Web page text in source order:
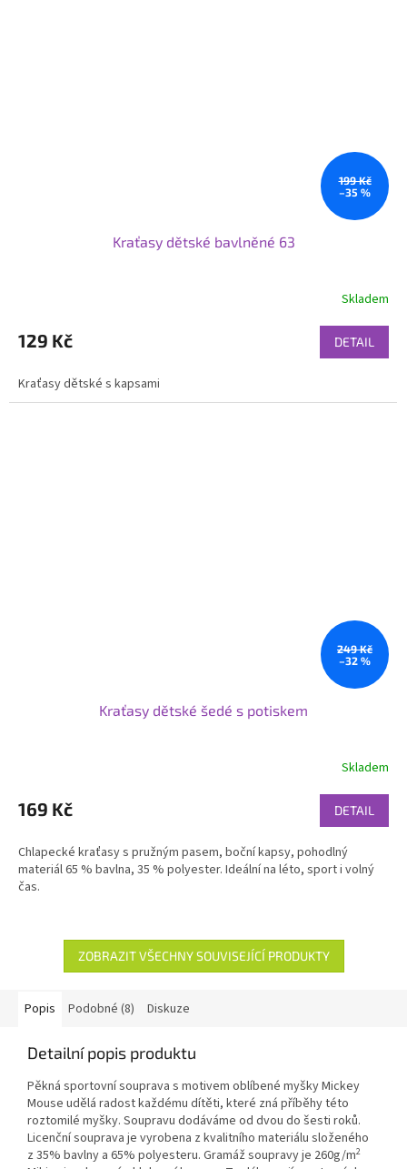
199 Kč
–35 %
Kraťasy dětské bavlněné 63
Skladem
129 Kč DETAIL
Kraťasy dětské s kapsami
249 Kč
–32 %
Kraťasy dětské šedé s potiskem
Skladem
169 Kč DETAIL
Chlapecké kraťasy s pružným pasem, boční kapsy, pohodlný
materiál 65 % bavlna, 35 % polyester. Ideální na léto, sport i volný
čas.
ZOBRAZIT VŠECHNY SOUVISEJÍCÍ PRODUKTY
Popis Podobné (8) Diskuze
Detailní popis produktu
Pěkná sportovní souprava s motivem oblíbené myšky Mickey
Mouse udělá radost každému dítěti, které zná příběhy této
roztomilé myšky. Soupravu dodáváme od dvou do šesti roků.
Licenční souprava je vyrobena z kvalitního materiálu složeného
z 35% bavlny a 65% polyesteru. Gramáž soupravy je 260g/m2